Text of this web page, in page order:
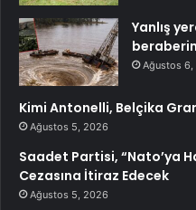
Yanlış
Ağustos 6,
Kimi Antonelli, Belçika
Ağustos 5, 2026
Saadet Partisi, “Nato’ya
Cezasına İtiraz Edecek
Ağustos 5, 2026